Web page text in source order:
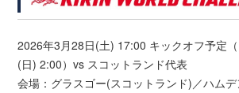
2026年3月28日(土) 17:00 キックオフ予定
(日) 2:00）vs スコットランド代表
会場：グラスゴー(スコットランド)／ハム